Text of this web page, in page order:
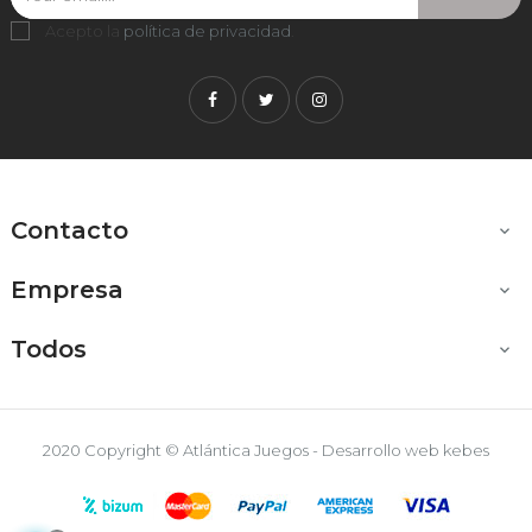
Acepto la política de privacidad
FacebookTwitterInstagram
Contacto 
Empresa 
Todos 
2020 Copyright © Atlántica Juegos - Desarrollo web kebes